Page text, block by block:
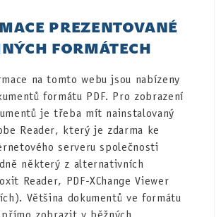
PREZENTOVANÉ
FORMÁTECH
na tomto webu jsou nabízeny
formátu PDF. Pro zobrazení
je třeba mít nainstalovaný
Reader, který je zdarma ke
serveru společnosti
některý z alternativních
Reader, PDF-XChange Viewer
Většina dokumentů ve formátu